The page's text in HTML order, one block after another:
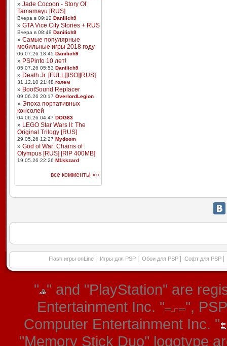
» Jade Cocoon - Story Of
Tamamayu [RUS]
Вчера в 09:12 Danilich9
» GTA Vice City Stories + RUS
Вчера в 08:49 Danilich9
» Самые популярные
мобильные игры 2018 году
06.07.26 18:45 Danilich9
» PSPinfo 10 лет!
05.07.26 05:53 Danilich9
» Death Jr. [FULL][ISO][RUS]
31.12.10 21:48 голем
» BootSound Replacer
09.06.26 20:17 OverlordLegion
» Эпоха портативных
консолей
04.06.26 04:47 DOG83
» LEGO Star Wars II: The
Original Trilogy [RUS]
29.05.26 12:27 Mydoom
» God of War: Chains of
Olympus [RUS] [RIP 400MB]
19.05.26 22:26 M1kkzard
все комменты »»
Flash игры onLine Игры для PSP Обои для PSP Софт для PSP
" " and "PlayStation" are
Entertainment Inc. "
",
Computer Entertainment Inc. "
"Memory Stick Duo" logotype